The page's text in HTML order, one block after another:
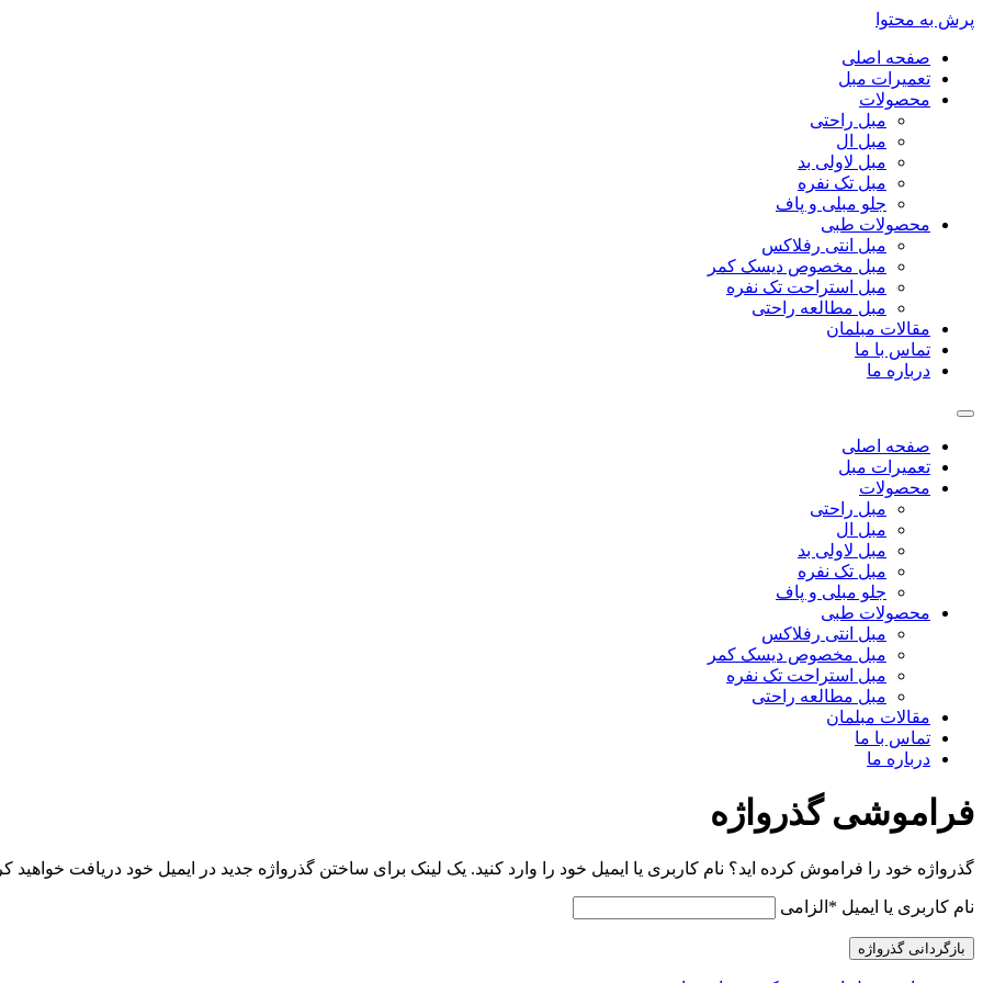
پرش به محتوا
صفحه اصلی
تعمیرات مبل
محصولات
مبل راحتی
مبل ال
مبل لاولی بد
مبل تک نفره
جلو مبلی و پاف
محصولات طبی
مبل انتی رفلاکس
مبل مخصوص دیسک کمر
مبل استراحت تک نفره
مبل مطالعه راحتی
مقالات مبلمان
تماس با ما
درباره ما
صفحه اصلی
تعمیرات مبل
محصولات
مبل راحتی
مبل ال
مبل لاولی بد
مبل تک نفره
جلو مبلی و پاف
محصولات طبی
مبل انتی رفلاکس
مبل مخصوص دیسک کمر
مبل استراحت تک نفره
مبل مطالعه راحتی
مقالات مبلمان
تماس با ما
درباره ما
فراموشی گذرواژه
گذرواژه خود را فراموش کرده اید؟ نام کاربری یا ایمیل خود را وارد کنید. یک لینک برای ساختن گذرواژه جدید در ایمیل خود دریافت خواهید
نام کاربری یا ایمیل * الزامی
بازگردانی گذرواژه